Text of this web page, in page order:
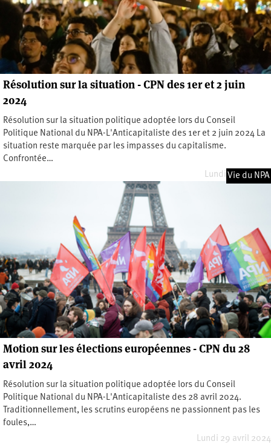
Résolution sur la situation - CPN des 1er et 2 juin
2024
Résolution sur la situation politique adoptée lors du Conseil
Politique National du NPA-L'Anticapitaliste des 1er et 2 juin 2024 La
situation reste marquée par les impasses du capitalisme.
Confrontée…
Lundi 3 juin 2024
Vie du NPA
Motion sur les élections européennes - CPN du 28
avril 2024
Résolution sur la situation politique adoptée lors du Conseil
Politique National du NPA-L'Anticapitaliste des 28 avril 2024.
Traditionnellement, les scrutins européens ne passionnent pas les
foules,…
Lundi 29 avril 2024